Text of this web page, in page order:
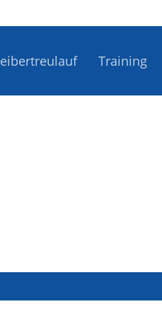
Training